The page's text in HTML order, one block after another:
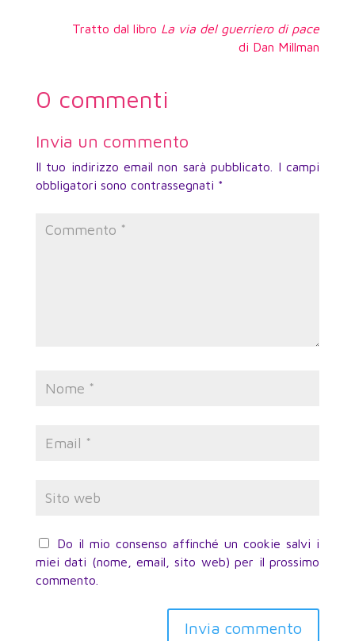
Tratto dal libro La via del guerriero di pace
di Dan Millman
0 commenti
Invia un commento
Il tuo indirizzo email non sarà pubblicato.
I campi
obbligatori sono contrassegnati *
Do il mio consenso affinché un cookie salvi i
miei dati (nome, email, sito web) per il prossimo
commento.
Invia commento